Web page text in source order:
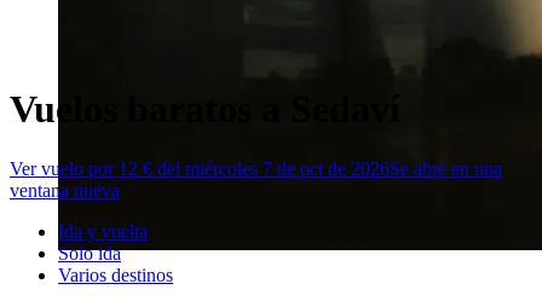
Vuelos baratos a Sedaví
Ver vuelo por 12 € del miércoles 7 de oct de 2026Se abre en una
ventana nueva
Ida y vuelta
Solo ida
Varios destinos